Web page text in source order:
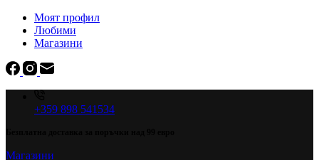
Моят профил
Любими
Магазини
+359 898 541534
Магазини